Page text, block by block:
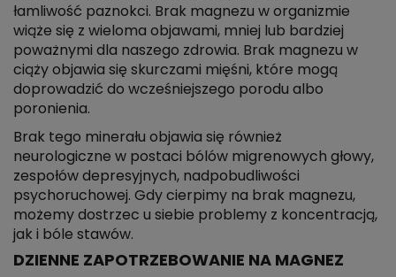
łamliwość paznokci. Brak magnezu w organizmie
wiąże się z wieloma objawami, mniej lub bardziej
poważnymi dla naszego zdrowia. Brak magnezu w
ciąży objawia się skurczami mięśni, które mogą
doprowadzić do wcześniejszego porodu albo
poronienia.
Brak tego minerału objawia się również
neurologiczne w postaci bólów migrenowych głowy,
zespołów depresyjnych, nadpobudliwości
psychoruchowej. Gdy cierpimy na brak magnezu,
możemy dostrzec u siebie problemy z koncentracją,
jak i bóle stawów.
DZIENNE ZAPOTRZEBOWANIE NA MAGNEZ